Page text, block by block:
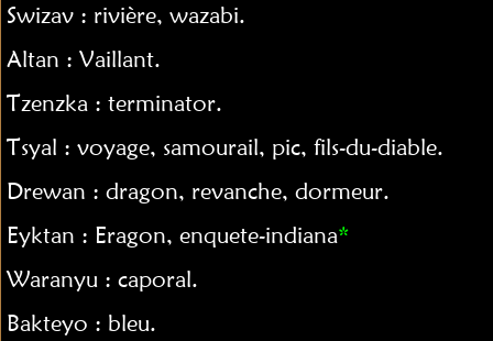
Swizav : rivière, wazabi.
Altan : Vaillant.
Tzenzka : terminator.
Tsyal : voyage, samourail, pic, fils-du-diable.
Drewan : dragon, revanche, dormeur.
Eyktan : Eragon, enquete-indiana*
Waranyu : caporal.
Bakteyo : bleu.